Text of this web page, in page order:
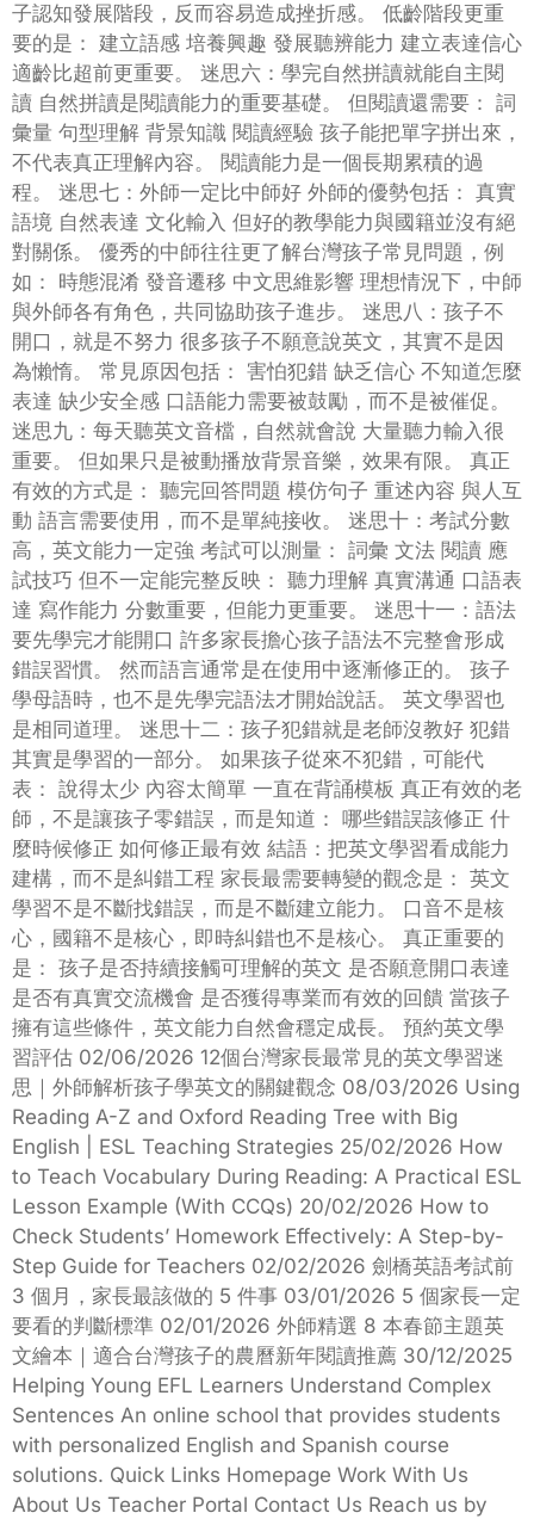
子認知發展階段，反而容易造成挫折感。 低齡階段更重
要的是： 建立語感 培養興趣 發展聽辨能力 建立表達信心
適齡比超前更重要。 迷思六：學完自然拼讀就能自主閱
讀 自然拼讀是閱讀能力的重要基礎。 但閱讀還需要： 詞
彙量 句型理解 背景知識 閱讀經驗 孩子能把單字拼出來，
不代表真正理解內容。 閱讀能力是一個長期累積的過
程。 迷思七：外師一定比中師好 外師的優勢包括： 真實
語境 自然表達 文化輸入 但好的教學能力與國籍並沒有絕
對關係。 優秀的中師往往更了解台灣孩子常見問題，例
如： 時態混淆 發音遷移 中文思維影響 理想情況下，中師
與外師各有角色，共同協助孩子進步。 迷思八：孩子不
開口，就是不努力 很多孩子不願意說英文，其實不是因
為懶惰。 常見原因包括： 害怕犯錯 缺乏信心 不知道怎麼
表達 缺少安全感 口語能力需要被鼓勵，而不是被催促。
迷思九：每天聽英文音檔，自然就會說 大量聽力輸入很
重要。 但如果只是被動播放背景音樂，效果有限。 真正
有效的方式是： 聽完回答問題 模仿句子 重述內容 與人互
動 語言需要使用，而不是單純接收。 迷思十：考試分數
高，英文能力一定強 考試可以測量： 詞彙 文法 閱讀 應
試技巧 但不一定能完整反映： 聽力理解 真實溝通 口語表
達 寫作能力 分數重要，但能力更重要。 迷思十一：語法
要先學完才能開口 許多家長擔心孩子語法不完整會形成
錯誤習慣。 然而語言通常是在使用中逐漸修正的。 孩子
學母語時，也不是先學完語法才開始說話。 英文學習也
是相同道理。 迷思十二：孩子犯錯就是老師沒教好 犯錯
其實是學習的一部分。 如果孩子從來不犯錯，可能代
表： 說得太少 內容太簡單 一直在背誦模板 真正有效的老
師，不是讓孩子零錯誤，而是知道： 哪些錯誤該修正 什
麼時候修正 如何修正最有效 結語：把英文學習看成能力
建構，而不是糾錯工程 家長最需要轉變的觀念是： 英文
學習不是不斷找錯誤，而是不斷建立能力。 口音不是核
心，國籍不是核心，即時糾錯也不是核心。 真正重要的
是： 孩子是否持續接觸可理解的英文 是否願意開口表達
是否有真實交流機會 是否獲得專業而有效的回饋 當孩子
擁有這些條件，英文能力自然會穩定成長。 預約英文學
習評估 02/06/2026 12個台灣家長最常見的英文學習迷
思｜外師解析孩子學英文的關鍵觀念 08/03/2026 Using
Reading A-Z and Oxford Reading Tree with Big
English | ESL Teaching Strategies 25/02/2026 How
to Teach Vocabulary During Reading: A Practical ESL
Lesson Example (With CCQs) 20/02/2026 How to
Check Students’ Homework Effectively: A Step-by-
Step Guide for Teachers 02/02/2026 劍橋英語考試前
3 個月，家長最該做的 5 件事 03/01/2026 5 個家長一定
要看的判斷標準 02/01/2026 外師精選 8 本春節主題英
文繪本｜適合台灣孩子的農曆新年閱讀推薦 30/12/2025
Helping Young EFL Learners Understand Complex
Sentences An online school that provides students
with personalized English and Spanish course
solutions. Quick Links Homepage Work With Us
About Us Teacher Portal Contact Us Reach us by